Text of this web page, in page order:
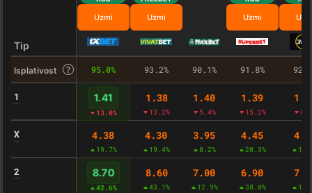
Tip
Uzmi Uzmi Uzmi
Isplativost 95.0% 93.2% 90.1% 91.8%
1 1.41
13.0%
1.38
13.2%
1.40
5.4%
1.39
15.2%
X 4.38
19.7%
4.30
19.4%
3.95
8.2%
4.45
20.3%
2 8.70
42.6%
8.60
43.1%
7.00
12.9%
6.90
38.0%